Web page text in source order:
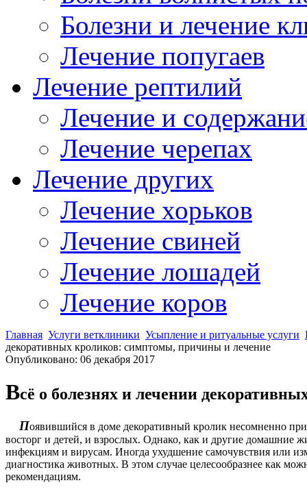
Болезни и лечение
Лечение попугаев
Лечение рептилий
Лечение и
Лечение черепах
Лечение других
Лечение хорьков
Лечение свиней
Лечение лошадей
Лечение коров
Главная Услуги ветклиники Усыпление и ритуальные услуги
декоративных кроликов: симптомы, причины и лечение
Опубликовано: 06 декабря 2017
Всё о болезнях и лечении
Появившийся в доме декоративный кролик несомненно
восторг и детей, и взрослых. Однако, как и другие домашние
инфекциям и вирусам. Иногда ухудшение самочувствия или
диагностика животных. В этом случае целесообразнее как
рекомендациям.